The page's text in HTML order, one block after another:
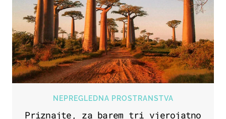
NEPREGLEDNA PROSTRANSTVA
Priznajte, za barem tri vjerojatno